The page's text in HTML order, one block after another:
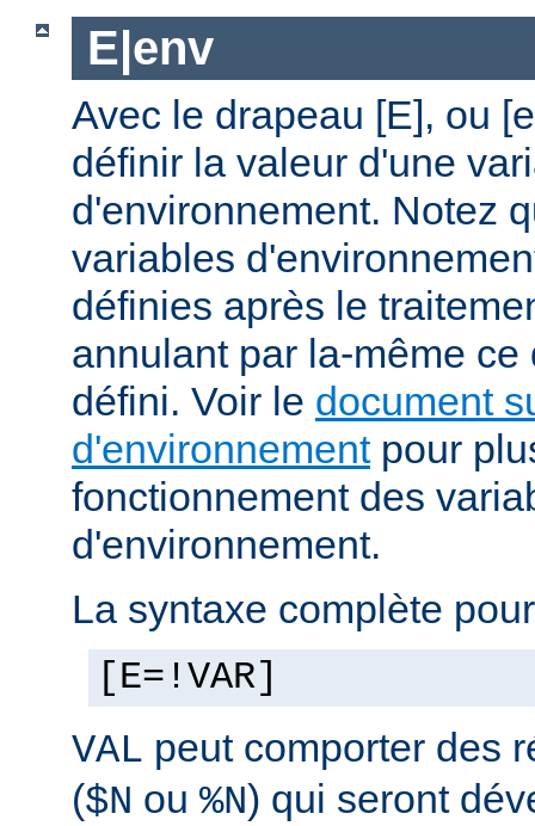
E|env
Avec le drapeau [E], ou
définir la valeur d'une
d'environnement. Notez
variables
définies après le
annulant par la-même ce
défini. Voir le document
d'environnementpour
fonctionnement des
d'environnement.
La syntaxe complète
[E=!VAR]
VAL peut comporter des
($N ou %N) qui seront